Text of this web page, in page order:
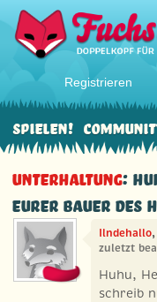
Registrieren
Spielen!
Unterhaltung:
eurer Bauer des
Ilndehallo
zuletzt
Huhu,
schreib